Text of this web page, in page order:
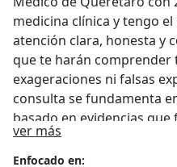
medicina clínica y tengo
atención clara, honesta y
que te harán comprender
exageraciones ni falsas
consulta se fundamenta
basado en evidencias
paciente donde no hay
por raza, credo, condición
ver más
Enfocado en: